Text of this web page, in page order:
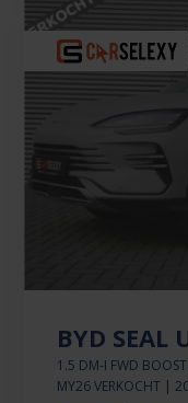
BYD SEAL
1.5 DM-I FWD
MY26 VERKOCHT |